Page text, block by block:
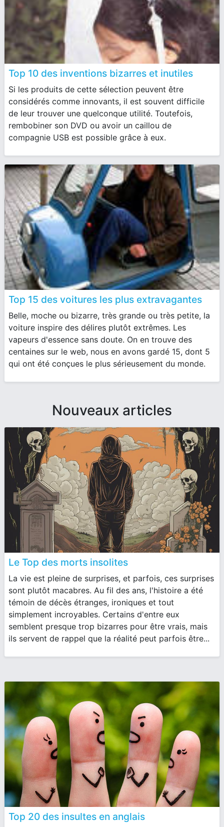
Top 10 des inventions bizarres et inutiles
Si les produits de cette sélection peuvent être
considérés comme innovants, il est souvent difficile
de leur trouver une quelconque utilité. Toutefois,
rembobiner son DVD ou avoir un caillou de
compagnie USB est possible grâce à eux.
Top 15 des voitures les plus extravagantes
Belle, moche ou bizarre, très grande ou très petite, la
voiture inspire des délires plutôt extrêmes. Les
vapeurs d'essence sans doute. On en trouve des
centaines sur le web, nous en avons gardé 15, dont 5
qui ont été conçues le plus sérieusement du monde.
Nouveaux articles
Le Top des morts insolites
La vie est pleine de surprises, et parfois, ces surprises
sont plutôt macabres. Au fil des ans, l'histoire a été
témoin de décès étranges, ironiques et tout
simplement incroyables. Certains d'entre eux
semblent presque trop bizarres pour être vrais, mais
ils servent de rappel que la réalité peut parfois être...
Top 20 des insultes en anglais